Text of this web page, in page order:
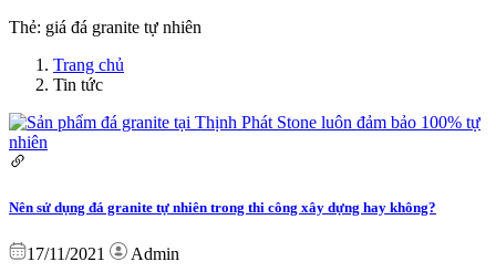
Thẻ: giá đá granite tự nhiên
Trang chủ
Tin tức
Nên sử dụng đá granite tự nhiên trong thi công xây dựng hay không?
17/11/2021
Admin